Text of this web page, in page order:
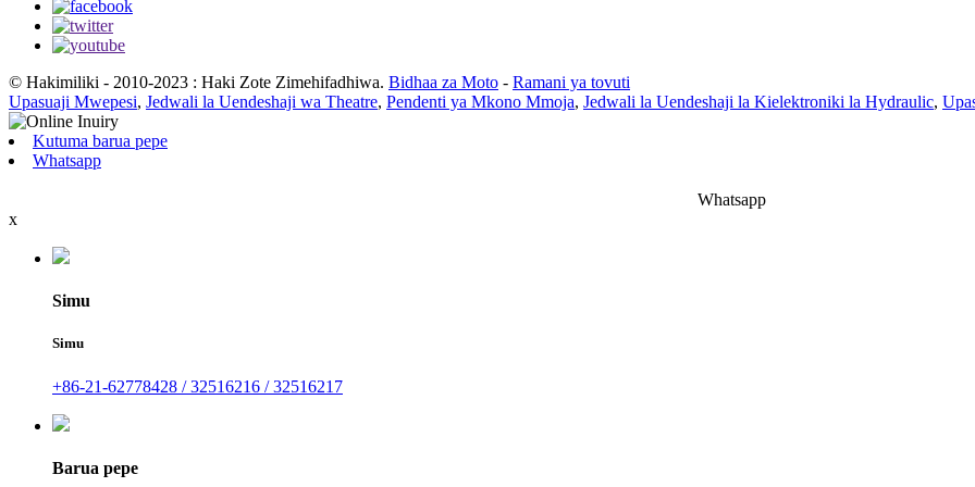
© Hakimiliki - 2010-2023 : Haki Zote Zimehifadhiwa. Bidhaa za Moto - Ramani ya tovuti
Upasuaji Mwepesi, Jedwali la Uendeshaji wa Theatre, Pendenti ya Mkono Mmoja, Jedwali la Uendeshaji la Kielektroniki la Hydraulic,
Kutuma barua pepe
Whatsapp
Whatsapp
x
Simu
Simu
+86-21-62778428 / 32516216 / 32516217
Barua pepe